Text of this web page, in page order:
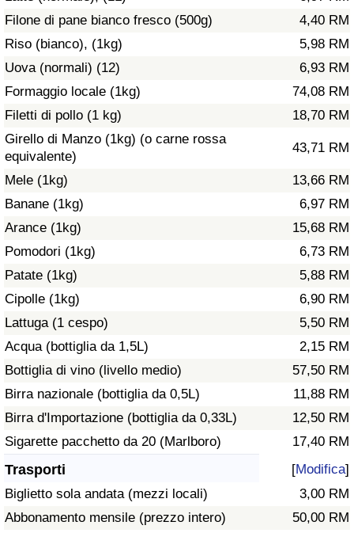
Filone di pane bianco fresco (500g)
4,40 RM
Riso (bianco), (1kg)
5,98 RM
Uova (normali) (12)
6,93 RM
Formaggio locale (1kg)
74,08 RM
Filetti di pollo (1 kg)
18,70 RM
Girello di Manzo (1kg) (o carne rossa
equivalente)
43,71 RM
Mele (1kg)
13,66 RM
Banane (1kg)
6,97 RM
Arance (1kg)
15,68 RM
Pomodori (1kg)
6,73 RM
Patate (1kg)
5,88 RM
Cipolle (1kg)
6,90 RM
Lattuga (1 cespo)
5,50 RM
Acqua (bottiglia da 1,5L)
2,15 RM
Bottiglia di vino (livello medio)
57,50 RM
Birra nazionale (bottiglia da 0,5L)
11,88 RM
Birra d'Importazione (bottiglia da 0,33L)
12,50 RM
Sigarette pacchetto da 20 (Marlboro)
17,40 RM
Trasporti [Modifica]
Biglietto sola andata (mezzi locali)
3,00 RM
Abbonamento mensile (prezzo intero)
50,00 RM
Indice dell’Assistenza Sanitaria (Corrente)
Indice dell’Assistenza Sanitaria
Indice dell’Assistenza Sanitaria per
Nazione
Inquinamento
Indice dell’Inquinamento (Corrente)
Indice di inquinamento
Indice dell’Inquinamento per Nazione
Traffico
Indice del Traffico
Indice del traffico (Corrente)
Indice del traffico per Nazione